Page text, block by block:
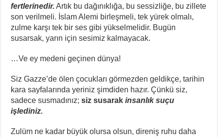
fertlerinedir. Artık bu dağınıklığa, bu sessizliğe, bu zillete
son verilmeli. İslam Alemi birleşmeli, tek yürek olmalı,
zulme karşı tek bir ses gibi yükselmelidir. Bugün
susarsak, yarın için sesimiz kalmayacak.
…Ve ey medeni geçinen dünya!
Siz Gazze’de ölen çocukları görmezden geldikçe, tarihin
kara sayfalarında yeriniz şimdiden hazır. Çünkü siz,
sadece susmadınız;siz susarakinsanlık suçu
işlediniz.
Zulüm ne kadar büyük olursa olsun, direniş ruhu daha